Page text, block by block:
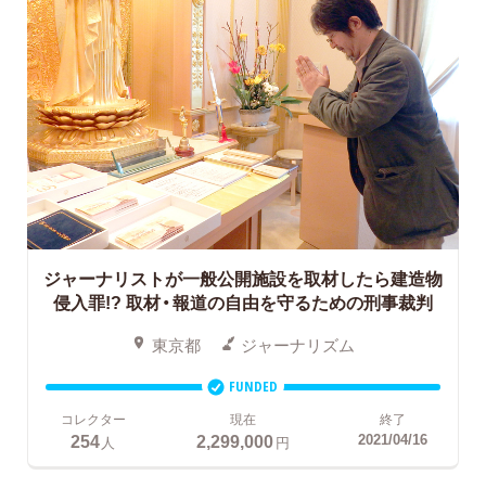
ジャーナリストが一般公開施設を取材したら建造物
侵入罪!? 取材・報道の自由を守るための刑事裁判
東京都 ジャーナリズム
FUNDED
コレクター
254 人
現在
2,299,000円
終了
2021/04/16